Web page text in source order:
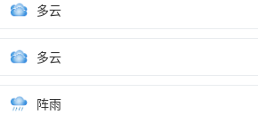
多云
多云
阵雨